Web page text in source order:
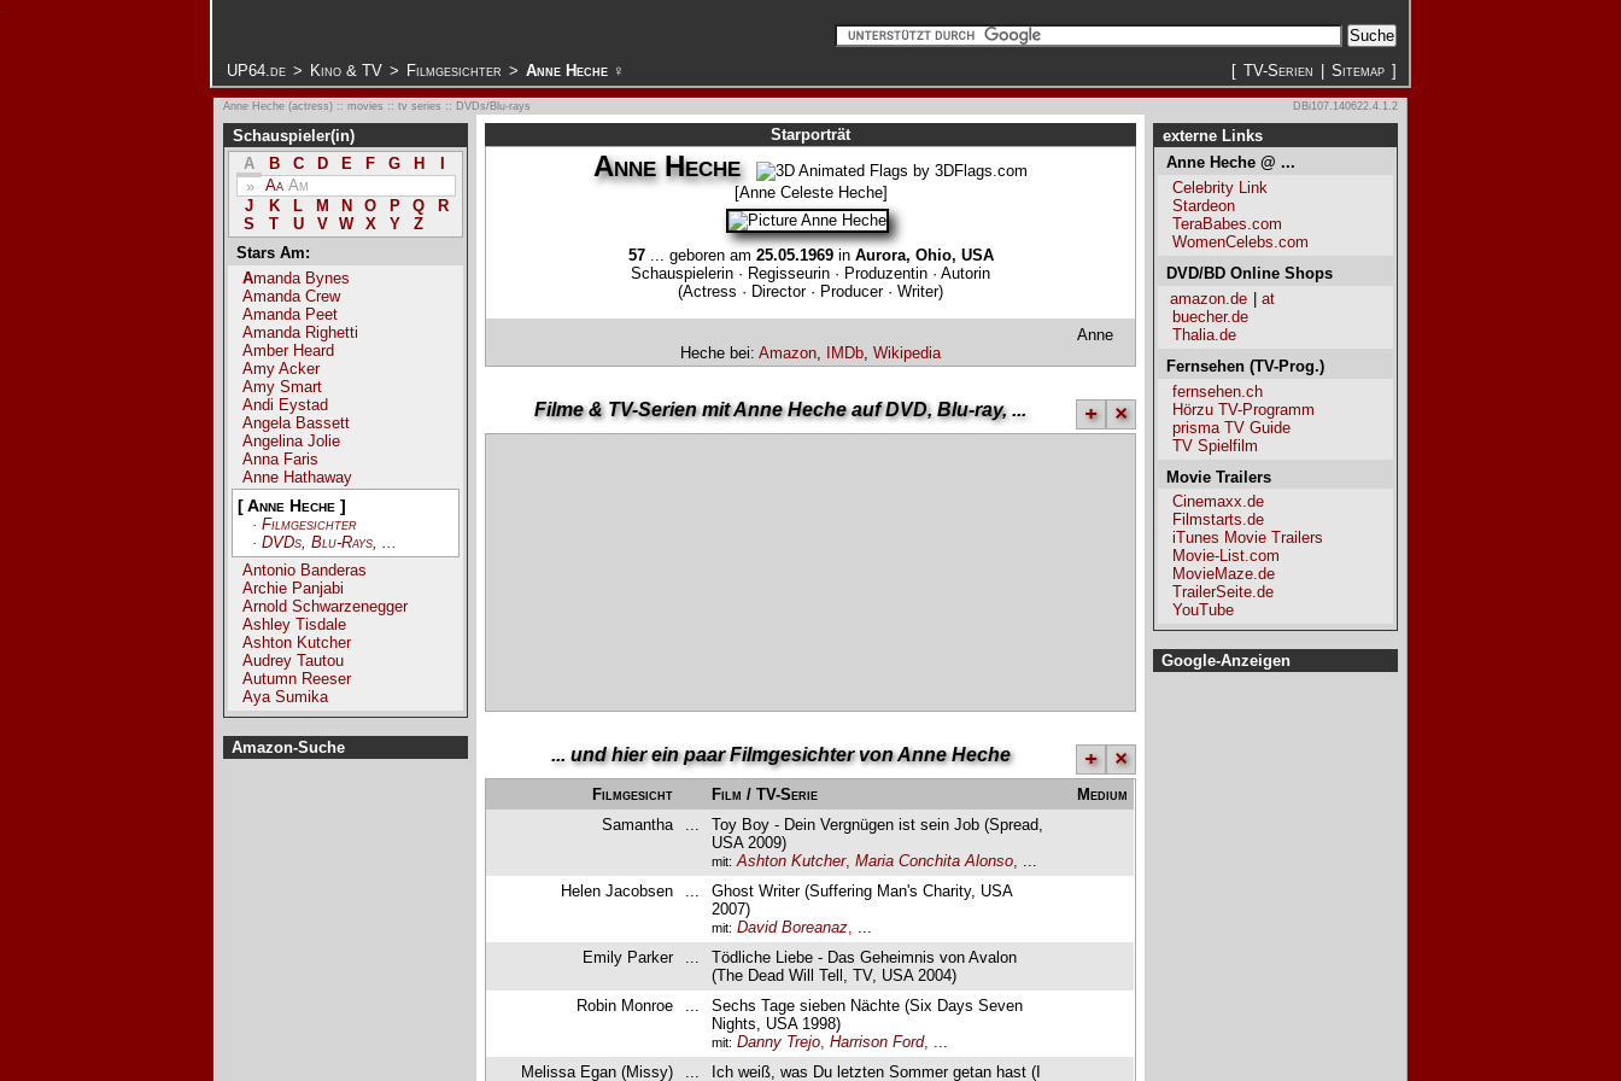
UP64.de > Kino & TV > Filmgesichter > Anne Heche ♀ [ TV-Serien Sitemap ]
.
Anne Heche (actress) :: movies :: tv series :: DVDs/Blu-rays DBi107.140622.4.1.2
Schauspieler(in)
A
B C D E F G H
»
Aa Am
J
K L M N O P Q
R
S
T U V W X Y
Z
Stars Am:
Amanda Bynes
Amanda Crew
Amanda Peet
Amanda Righetti
Amber Heard
Amy Acker
Amy Smart
Andi Eystad
Angela Bassett
Angelina Jolie
Anna Faris
Anne Hathaway
[ Anne Heche ]
· Filmgesichter
· DVDs, Blu-Rays, ...
Antonio Banderas
Archie Panjabi
Arnold Schwarzenegger
Ashley Tisdale
Ashton Kutcher
Audrey Tautou
Autumn Reeser
Aya Sumika
Amazon-Suche
Starporträt
Anne Heche
[Anne Celeste Heche]
57... geboren am 25.05.1969in Aurora, Ohio, USA
Schauspielerin · Regisseurin · Produzentin · Autorin
(Actress · Director · Producer · Writer)
Anne
Heche bei: Amazon IMDb Wikipedia
Filme & TV-Serien mit Anne Heche auf DVD, Blu-ray, ... ×
+
... und hier ein paar Filmgesichter von Anne Heche ×
+
Filmgesicht Film / TV-Serie
Medium
Samantha
Toy Boy - Dein Vergnügen ist sein Job (Spread,
USA 2009)
mit: Ashton Kutcher, Maria Conchita Alonso
Helen Jacobsen
Ghost Writer (Suffering Man's Charity, USA
2007)
mit: David Boreanaz
Emily Parker
Tödliche Liebe - Das Geheimnis von Avalon
(The Dead Will Tell, TV, USA 2004)
Robin Monroe
Sechs Tage sieben Nächte (Six Days Seven
Nights, USA 1998)
mit: Danny Trejo Harrison Ford,
Melissa Egan (Missy)
Ich weiß, was Du letzten Sommer getan hast (I
externe Links
Anne Heche @ ...
Celebrity Link
Stardeon
TeraBabes.com
WomenCelebs.com
DVD/BD Online Shops
amazon.de
at
buecher.de
Thalia.de
Fernsehen (TV-Prog.)
fernsehen.ch
Hörzu TV-Programm
prisma TV Guide
TV Spielfilm
Movie Trailers
Cinemaxx.de
Filmstarts.de
iTunes Movie Trailers
Movie-List.com
MovieMaze.de
TrailerSeite.de
YouTube
Google-Anzeigen